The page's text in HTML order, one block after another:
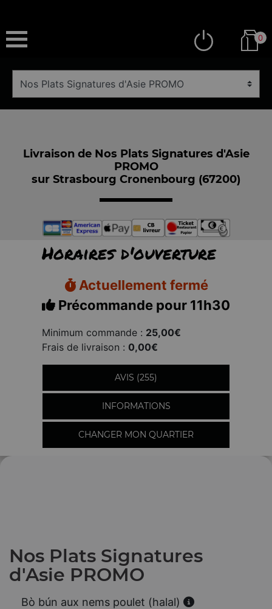
0
Livraison de Nos Plats Signatures d'Asie
PROMO
sur Strasbourg Cronenbourg (67200)
Horaires d'ouverture
Actuellement fermé
Précommande pour 11h30
Minimum commande : 25,00€
Frais de livraison : 0,00€
AVIS (255)
INFORMATIONS
CHANGER MON QUARTIER
Nos Plats Signatures
d'Asie PROMO
Bò bún aux nems poulet (halal)